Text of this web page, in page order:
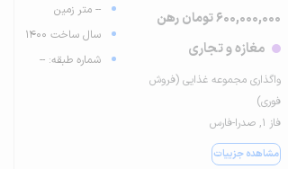
600,000,000 تومان رهن
مغازه و تجاری
واگذاری مجموعه غذایی (فروش
فوری)
فاز ۱, صدرا-فارس
مشاهده جزییات
-- متر زمین
سال ساخت 1400
شماره طبقه: --